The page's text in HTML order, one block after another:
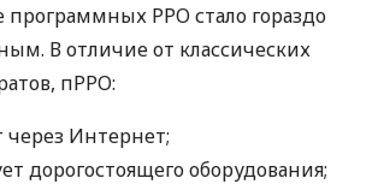
программных РРО стало гораздо
В отличие от классических
пРРО:
через Интернет;
дорогостоящего оборудования;